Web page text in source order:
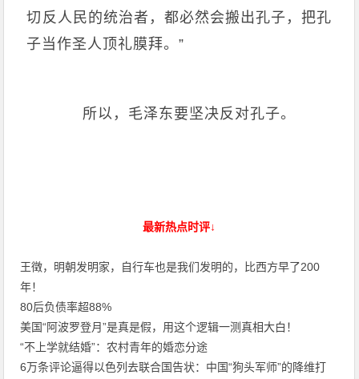
切反人民的统治者，都必然会搬出孔子，把孔
子当作圣人顶礼膜拜。”
所以，毛泽东要坚决反对孔子。
最新热点时评↓
王徵，明朝发明家，自行车也是我们发明的，比西方早了200
年！
80后负债率超88%
美国“阿波罗登月”是真是假，用这个逻辑一测真相大白！
“不上学就结婚”：农村青年的婚恋分途
6万条评论逼得以色列去联合国告状：中国“狗头军师”的降维打